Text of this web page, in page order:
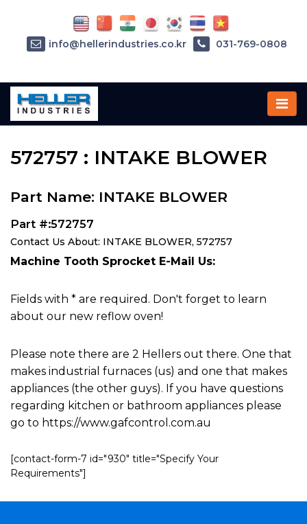
Home»Parts»572757
572757 : INTAKE BLOWER
Part Name: INTAKE BLOWER
Part #:572757
Contact Us About: INTAKE BLOWER, 572757
Machine Tooth Sprocket E-Mail Us:
Fields with * are required. Don't forget to learn
about our new reflow oven!
Please note there are 2 Hellers out there. One that
makes industrial furnaces (us) and one that makes
appliances (the other guys). If you have questions
regarding kitchen or bathroom appliances please
go to https://www.gafcontrol.com.au
[contact-form-7 id="930" title="Specify Your
Requirements"]
info@hellerindustries.co.kr 031-769-0808